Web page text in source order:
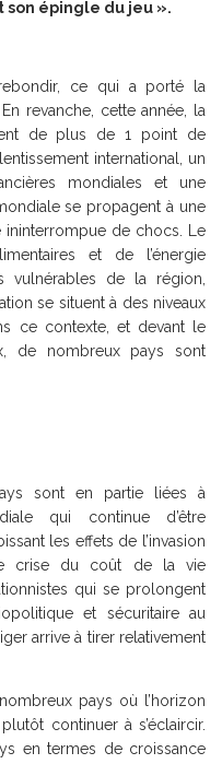
épingle du jeu ».
rebondir, ce qui a porté la
revanche, cette année, la
de plus de 1 point de
international, un
mondiales et une
se propagent à une
ininterrompue de chocs. Le
et de l’énergie
vulnérables de la région,
se situent à des niveaux
ce contexte, et devant le
de nombreux pays sont
sont en partie liées à
qui continue d’être
les effets de l’invasion
crise du coût de la vie
qui se prolongent
et sécuritaire au
arrive à tirer relativement
pays où l’horizon
continuer à s’éclaircir.
en termes de croissance